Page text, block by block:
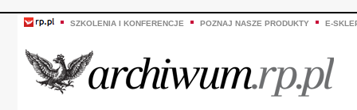
SZKOLENIA I KONFERENCJE POZNAJ NASZE PRODUKTY E-